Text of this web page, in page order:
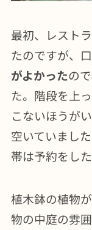
最初、レスト
たのですが、
がよかったの
た。階段を上
こないほうが
空いていまし
帯は予約をし
植木鉢の植物
物の中庭の雰